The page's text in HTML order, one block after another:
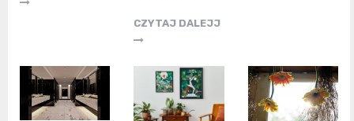
CZYTAJ DALEJJ